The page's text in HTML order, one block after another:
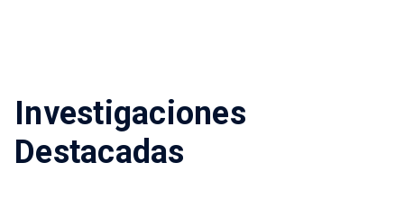
Investigaciones
Destacadas